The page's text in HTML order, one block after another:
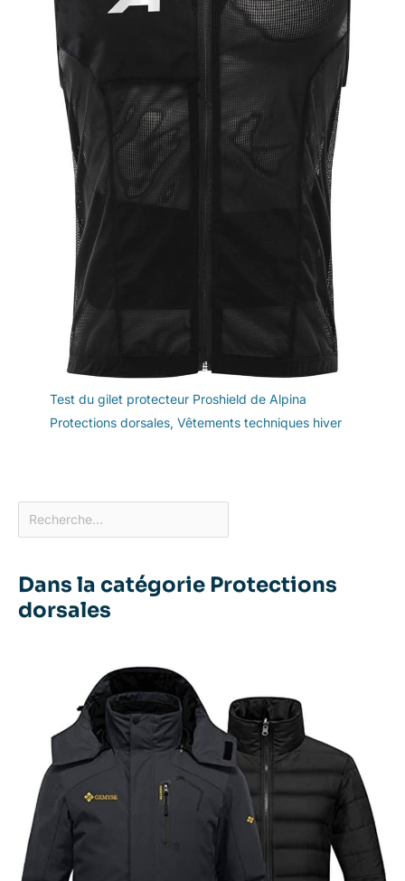
Test du gilet protecteur Proshield de Alpina
Protections dorsales, Vêtements techniques hiver
Dans la catégorie Protections
dorsales